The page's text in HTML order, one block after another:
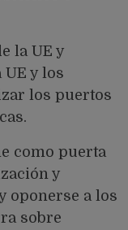
la UE y
y los
los puertos
como puerta
y
oponerse a los
sobre